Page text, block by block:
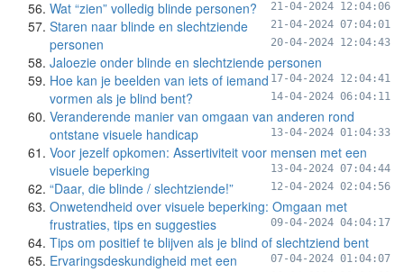
21-04-2024 12:04:06
Wat “zien” volledig blinde personen?
21-04-2024 07:04:01
Staren naar blinde en slechtziende
personen
20-04-2024 12:04:43
Jaloezie onder blinde en slechtziende personen
17-04-2024 12:04:41
Hoe kan je beelden van iets of iemand
vormen als je blind bent?
14-04-2024 06:04:11
Veranderende manier van omgaan van anderen rond
ontstane visuele handicap
13-04-2024 01:04:33
Voor jezelf opkomen: Assertiviteit voor mensen met een
visuele beperking
13-04-2024 07:04:44
“Daar, die blinde / slechtziende!” 12-04-2024 02:04:56
Onwetendheid over visuele beperking: Omgaan met
frustraties, tips en suggesties
09-04-2024 04:04:17
Tips om positief te blijven als je blind of slechtziend bent
07-04-2024 01:04:07
Ervaringsdeskundigheid met een